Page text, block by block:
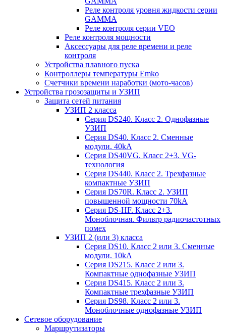
Реле контроля уровня жидкости серии
GAMMA
Реле контроля серии VEO
Реле контроля мощности
Аксессуары для реле времени и реле
контроля
Устройства плавного пуска
Контроллеры температуры Emko
Счетчики времени наработки (мото-часов)
Устройства грозозащиты и УЗИП
Защита сетей питания
УЗИП 2 класса
Серия DS240. Класс 2. Однофазные
УЗИП
Серия DS40. Класс 2. Сменные
модули. 40kA
Серия DS40VG. Класс 2+3. VG-
технология
Серия DS440. Класс 2. Трехфазные
компактные УЗИП
Серия DS70R. Класс 2. УЗИП
повышенной мощности 70kA
Серия DS-HF. Класс 2+3.
Моноблочная. Фильтр радиочастотных
помех
УЗИП 2 (или 3) класса
Серия DS10. Класс 2 или 3. Сменные
модули. 10kA
Серия DS215. Класс 2 или 3.
Компактные однофазные УЗИП
Серия DS415. Класс 2 или 3.
Компактные трехфазные УЗИП
Серия DS98. Класс 2 или 3.
Моноблочные однофазные УЗИП
Сетевое оборудование
Маршрутизаторы